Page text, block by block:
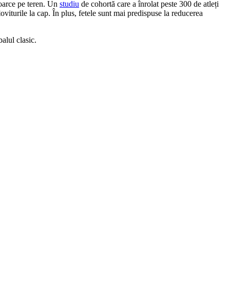
pe teren. Un studiu de cohortă care a înrolat peste 300 de atleți
la cap. În plus, fetele sunt mai predispuse la reducerea
clasic.